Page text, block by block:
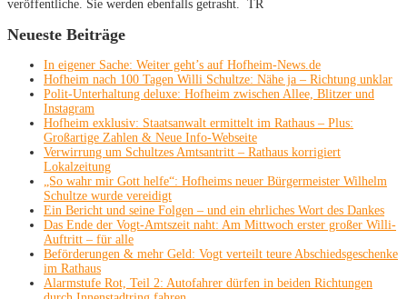
veröffentliche. Sie werden ebenfalls getrasht. TR
Neueste Beiträge
In eigener Sache: Weiter geht’s auf Hofheim-News.de
Hofheim nach 100 Tagen Willi Schultze: Nähe ja – Richtung unklar
Polit-Unterhaltung deluxe: Hofheim zwischen Allee, Blitzer und
Instagram
Hofheim exklusiv: Staatsanwalt ermittelt im Rathaus – Plus:
Großartige Zahlen & Neue Info-Webseite
Verwirrung um Schultzes Amtsantritt – Rathaus korrigiert
Lokalzeitung
„So wahr mir Gott helfe“: Hofheims neuer Bürgermeister Wilhelm
Schultze wurde vereidigt
Ein Bericht und seine Folgen – und ein ehrliches Wort des Dankes
Das Ende der Vogt-Amtszeit naht: Am Mittwoch erster großer Willi-
Auftritt – für alle
Beförderungen & mehr Geld: Vogt verteilt teure Abschiedsgeschenke
im Rathaus
Alarmstufe Rot, Teil 2: Autofahrer dürfen in beiden Richtungen